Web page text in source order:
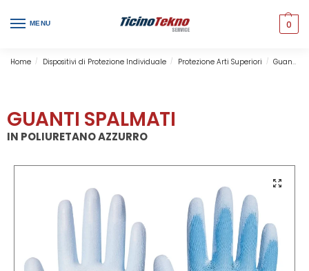
MENU 0
Home / Dispositivi di Protezione Individuale / Protezione Arti Superiori / Guanti Spalmati Poliuretano
GUANTI SPALMATI
IN POLIURETANO AZZURRO